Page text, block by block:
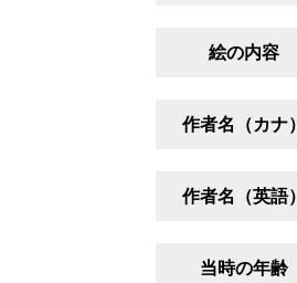
絵の内容
作者名（カナ）
作者名（英語）
当時の年齢